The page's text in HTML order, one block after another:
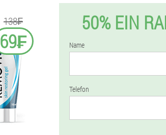
138₣
69₣
50% EIN
Name
Telefon